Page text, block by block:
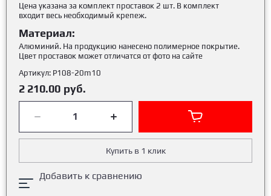
Цена указана за комплект проставок 2 шт. В комплект
входит весь необходимый крепеж.
Материал:
Алюминий. На продукцию нанесено полимерное покрытие.
Цвет проставок может отличатся от фото на сайте
Артикул: Р108-20m10
2 210.00 руб.
Купить в 1 клик
Добавить к сравнению